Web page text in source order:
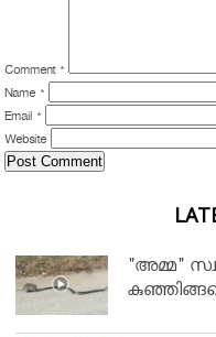
Comment *
Name *
Email *
Website
"അമ്മ"